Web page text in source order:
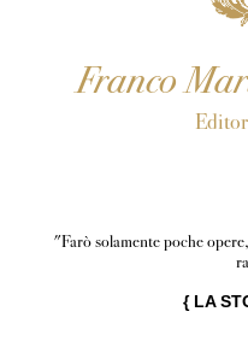
Franco
"Farò solamente poche
{ LA